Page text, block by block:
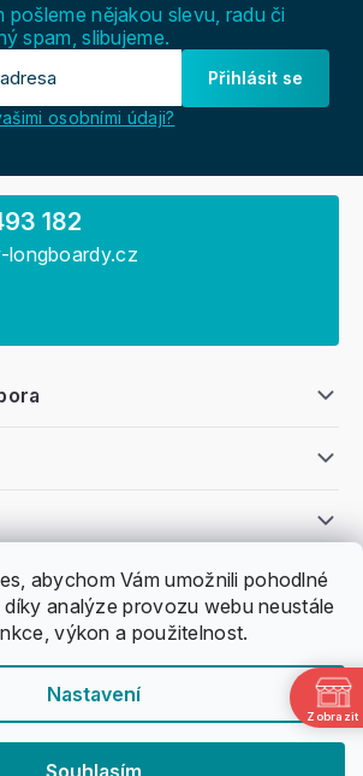
abychom Vám umožnili pohodlné
analýze provozu webu neustále
výkon a použitelnost.
Nastavení
Souhlasím
pošleme nějakou slevu, radu či
spam, slibujeme.
Přihlásit se
osobními údaji?
182
longboardy.cz
Zobrazit